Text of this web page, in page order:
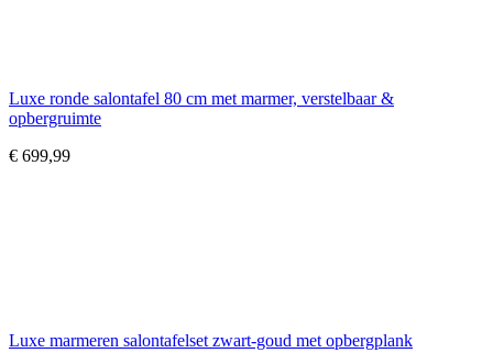
Luxe ronde salontafel 80 cm met marmer, verstelbaar &
opbergruimte
€ 699,99
Luxe marmeren salontafelset zwart-goud met opbergplank